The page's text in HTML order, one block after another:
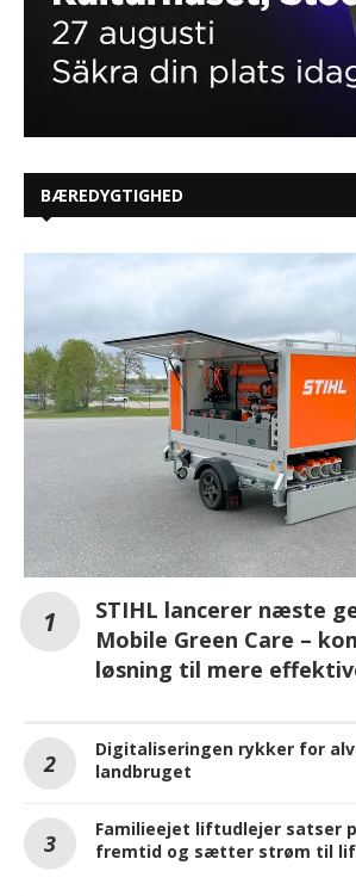
BÆREDYGTIGHED
STIHL lancerer næste
Mobile Green Care –
løsning til mere
Digitaliseringen rykker for
landbruget
Familieejet liftudlejer satser
fremtid og sætter strøm til